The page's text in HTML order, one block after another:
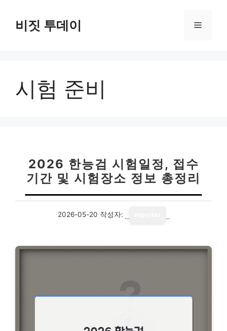
비짓 투데이 메
시험 준비
2026 한능검 시험일정, 접수
기간 및 시험장소 정보 총정리
2026-05-20 작성자: